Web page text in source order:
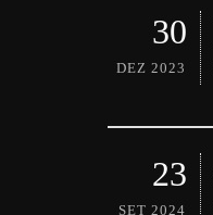
30
DEZ 2023
23
SET 2024